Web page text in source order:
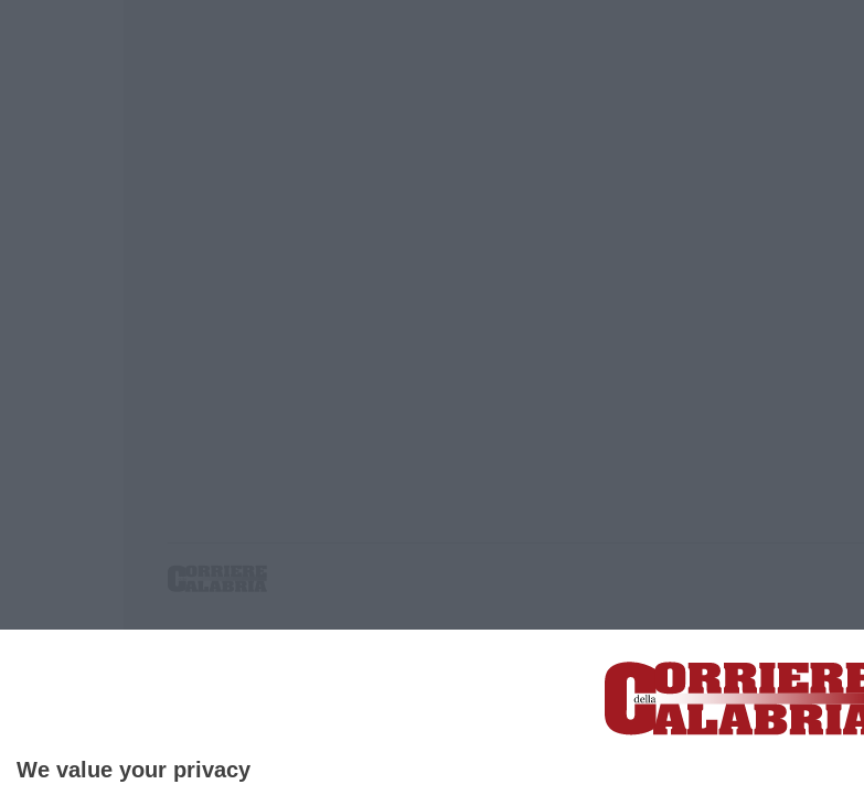
We value your privacy
P.IVA. 03199620794, Via del mare 6/G, S.Eufemia, Lamezia Terme (CZ)
Iscrizione tribunale di Lamezia Terme 5/2011 - Direttore responsabile Paola Militano |Privacy